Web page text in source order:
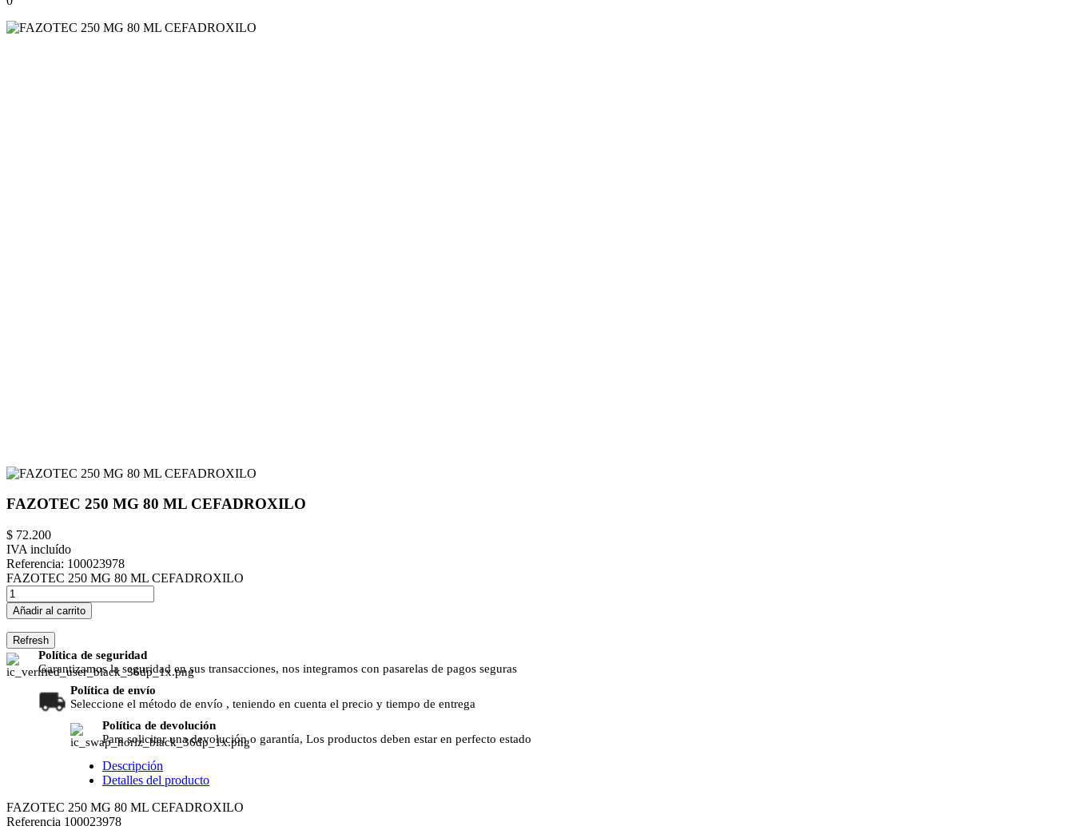
FAZOTEC 250 MG 80 ML CEFADROXILO
$ 72.200
IVA incluído
Referencia: 100023978
FAZOTEC 250 MG 80 ML CEFADROXILO
Añadir al carrito
Política de seguridad
Garantizamos la seguridad en sus transacciones, nos integramos con pasarelas de pagos seguras
Política de envío
Seleccione el método de envío , teniendo en cuenta el precio y tiempo de entrega
Política de devolución
Para solicitar una devolución o garantía, Los productos deben estar en perfecto estado
Descripción
Detalles del producto
FAZOTEC 250 MG 80 ML CEFADROXILO
Referencia 100023978